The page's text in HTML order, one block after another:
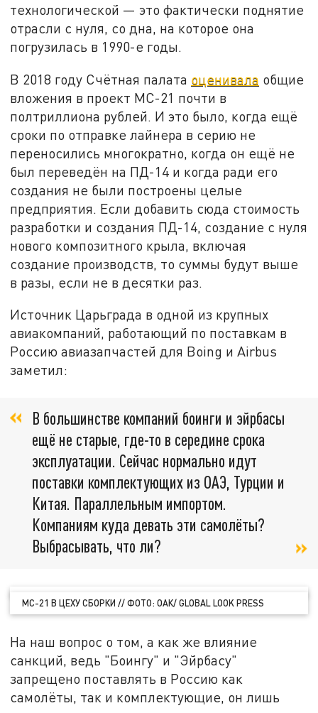
технологической — это фактически поднятие
отрасли с нуля, со дна, на которое она
погрузилась в 1990-е годы.
В 2018 году Счётная палата оценивала общие
вложения в проект МС-21 почти в
полтриллиона рублей. И это было, когда ещё
сроки по отправке лайнера в серию не
переносились многократно, когда он ещё не
был переведён на ПД-14 и когда ради его
создания не были построены целые
предприятия. Если добавить сюда стоимость
разработки и создания ПД-14, создание с нуля
нового композитного крыла, включая
создание производств, то суммы будут выше
в разы, если не в десятки раз.
Источник Царьграда в одной из крупных
авиакомпаний, работающий по поставкам в
Россию авиазапчастей для Boing и Airbus
заметил:
В большинстве компаний боинги и эйрбасы
ещё не старые, где-то в середине срока
эксплуатации. Сейчас нормально идут
поставки комплектующих из ОАЭ, Турции и
Китая. Параллельным импортом.
Компаниям куда девать эти самолёты?
Выбрасывать, что ли?
МС-21 В ЦЕХУ СБОРКИ // ФОТО: ОАК/ GLOBAL LOOK PRESS
На наш вопрос о том, а как же влияние
санкций, ведь "Боингу" и "Эйрбасу"
запрещено поставлять в Россию как
самолёты, так и комплектующие, он лишь